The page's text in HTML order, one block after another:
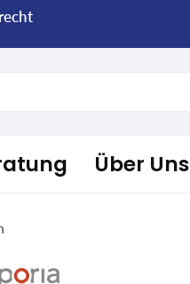
Über Uns